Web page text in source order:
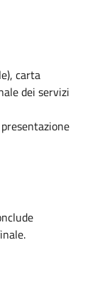
carta
dei servizi